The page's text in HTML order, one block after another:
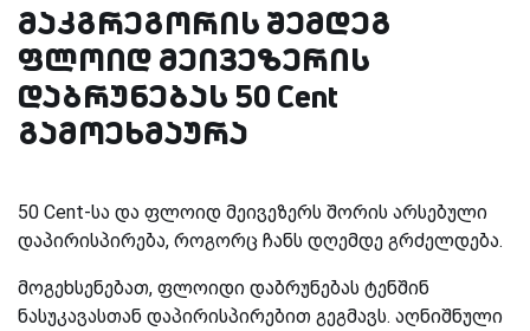
მაკგრეგორის შემდეგ
ფლოიდ მეივეზერის
დაბრუნებას 50 Cent
გამოეხმაურა
50 Cent-სა და ფლოიდ მეივეზერს შორის არსებული
დაპირისპირება, როგორც ჩანს დღემდე გრძელდება.
მოგეხსენებათ, ფლოიდი დაბრუნებას ტენშინ
ნასუკავასთან დაპირისპირებით გეგმავს. აღნიშნული